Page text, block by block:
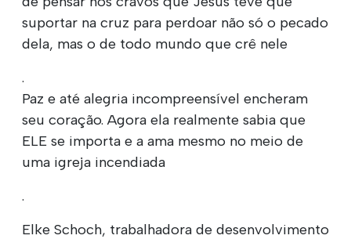
suportar na cruz para perdoar não só o pecado
dela, mas o de todo mundo que crê nele
.
Paz e até alegria incompreensível encheram
seu coração. Agora ela realmente sabia que
ELE se importa e a ama mesmo no meio de
uma igreja incendiada
.
Elke Schoch, trabalhadora de desenvolvimento